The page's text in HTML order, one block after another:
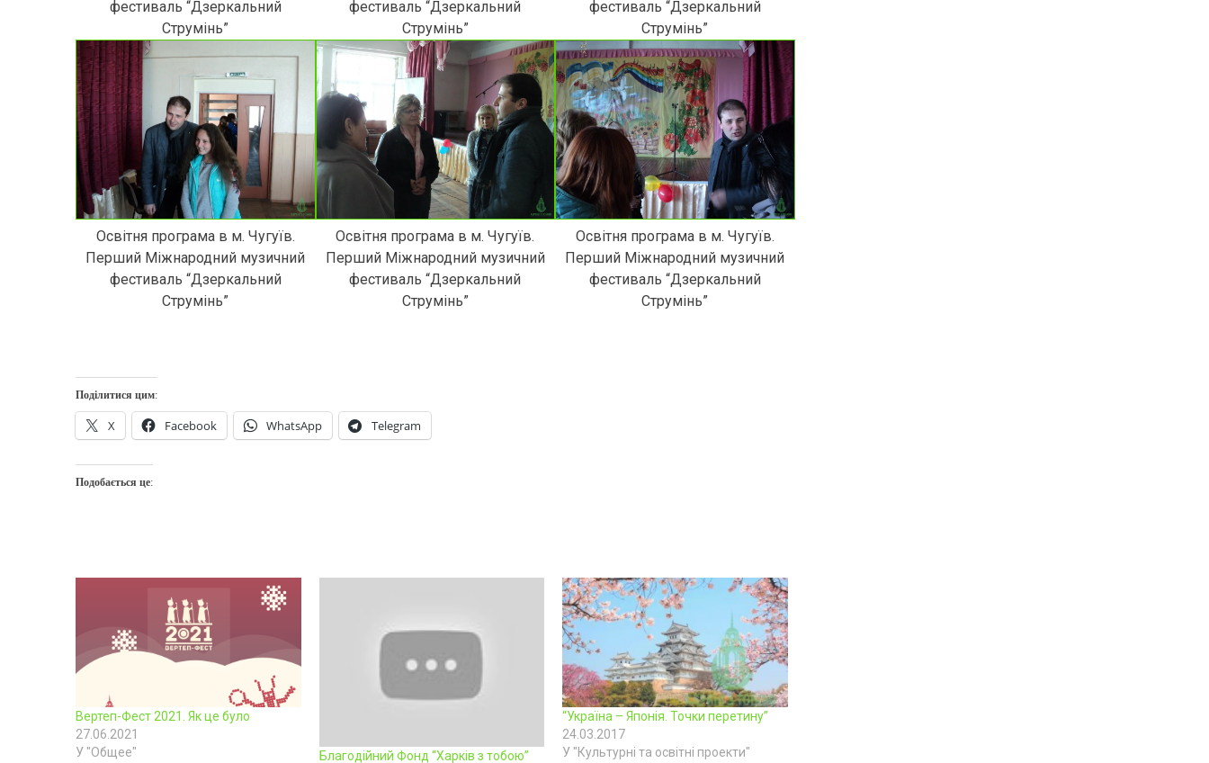
фестиваль “Дзеркальний
Струмінь”
фестиваль “Дзеркальний
Струмінь”
фестиваль “Дзеркальний
Струмінь”
Освітня програма в м. Чугуїв.
Перший Міжнародний музичний
фестиваль “Дзеркальний
Струмінь”
Освітня програма в м. Чугуїв.
Перший Міжнародний музичний
фестиваль “Дзеркальний
Струмінь”
Освітня програма в м. Чугуїв.
Перший Міжнародний музичний
фестиваль “Дзеркальний
Струмінь”
Поділитися цим:
X Facebook WhatsApp Telegram
Подобається це:
Вертеп-Фест 2021. Як це було
27.06.2021
У "Общее"
Благодійний Фонд “Харків з тобою”
“Україна – Японія. Точки перетину”
24.03.2017
У "Культурні та освітні проекти"